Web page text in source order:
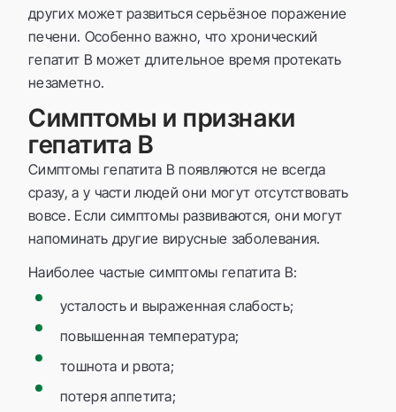
других может развиться серьёзное поражение
печени. Особенно важно, что хронический
гепатит B может длительное время протекать
незаметно.
Симптомы и признаки
гепатита B
Симптомы гепатита B появляются не всегда
сразу, а у части людей они могут отсутствовать
вовсе. Если симптомы развиваются, они могут
напоминать другие вирусные заболевания.
Наиболее частые симптомы гепатита B:
усталость и выраженная слабость;
повышенная температура;
тошнота и рвота;
потеря аппетита;